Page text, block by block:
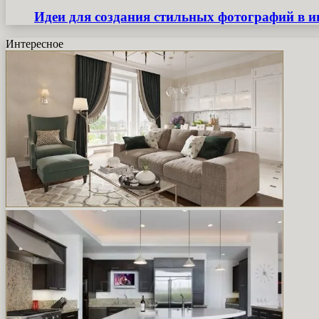
Идеи для создания стильных фотографий в
Интересное